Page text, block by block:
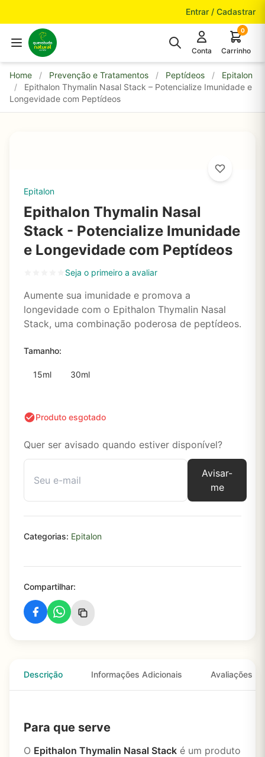
Entrar / Cadastrar
Conta
0
Carrinho
Home / Prevenção e Tratamentos / Peptídeos /
Epitalon
/
Epithalon Thymalin Nasal Stack – Potencialize Imunidade e
Longevidade com Peptídeos
Epitalon
Epithalon Thymalin Nasal
Stack - Potencialize Imunidade
e Longevidade com Peptídeos
Seja o primeiro a avaliar
Aumente sua imunidade e promova a
longevidade com o Epithalon Thymalin Nasal
Stack, uma combinação poderosa de peptídeos.
Tamanho:
15ml 30ml
Produto esgotado
Quer ser avisado quando estiver disponível?
Avisar-
me
Categorias: Epitalon
Compartilhar:
Descrição Informações Adicionais Avaliações
Para que serve
O Epithalon Thymalin Nasal Stack é um produto